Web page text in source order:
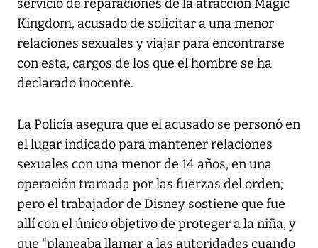
servicio de reparaciones de la atracción Magic
Kingdom, acusado de solicitar a una menor
relaciones sexuales y viajar para encontrarse
con esta, cargos de los que el hombre se ha
declarado inocente.
La Policía asegura que el acusado se personó en
el lugar indicado para mantener relaciones
sexuales con una menor de 14 años, en una
operación tramada por las fuerzas del orden;
pero el trabajador de Disney sostiene que fue
allí con el único objetivo de proteger a la niña, y
que "planeaba llamar a las autoridades cuando